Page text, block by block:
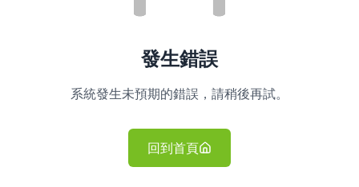
發生錯誤
系統發生未預期的錯誤，請稍後再試。
回到首頁